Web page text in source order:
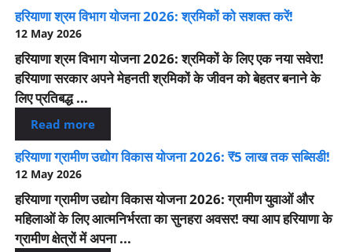
हरियाणा श्रम विभाग योजना 2026: श्रमिकों को सशक्त करें!
12 May 2026
हरियाणा श्रम विभाग योजना 2026: श्रमिकों के लिए एक नया सवेरा!
हरियाणा सरकार अपने मेहनती श्रमिकों के जीवन को बेहतर बनाने के
लिए प्रतिबद्ध ...
Read more
हरियाणा ग्रामीण उद्योग विकास योजना 2026: ₹5 लाख तक सब्सिडी!
12 May 2026
हरियाणा ग्रामीण उद्योग विकास योजना 2026: ग्रामीण युवाओं और
महिलाओं के लिए आत्मनिर्भरता का सुनहरा अवसर! क्या आप हरियाणा के
ग्रामीण क्षेत्रों में अपना ...